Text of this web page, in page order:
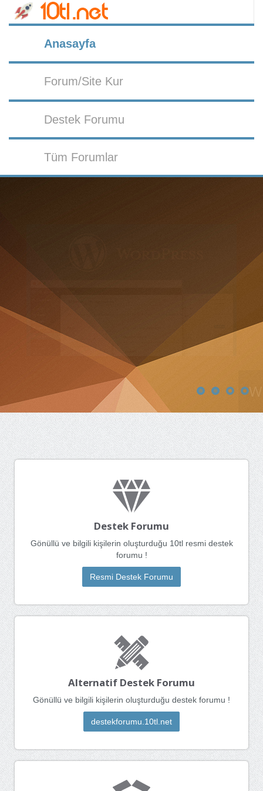
Anasayfa
Forum/Site Kur
Destek Forumu
Tüm Forumlar
Wordpress Sitesi
Destek Forumu
Gönüllü ve bilgili kişilerin oluşturduğu 10tl resmi destek
forumu !
Resmi Destek Forumu
Alternatif Destek Forumu
Gönüllü ve bilgili kişilerin oluşturduğu destek forumu !
destekforumu.10tl.net